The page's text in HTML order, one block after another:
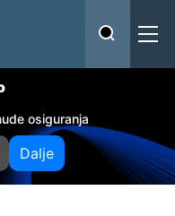
osiguranja
Dalje